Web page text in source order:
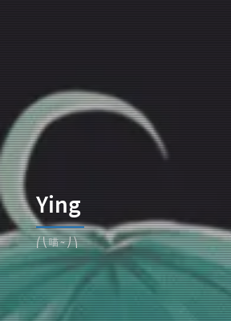
Ying
⎛⎝喵~⎠⎞